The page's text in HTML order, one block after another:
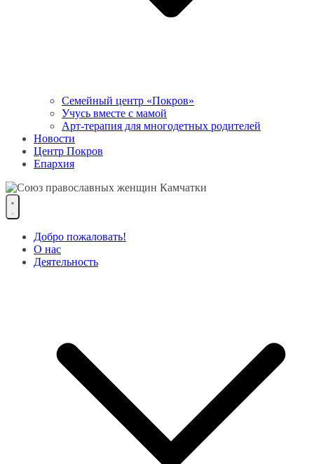
Семейный центр «Покров»
Учусь вместе с мамой
Арт-терапия для многодетных родителей
Новости
Центр Покров
Епархия
Добро пожаловать!
О нас
Деятельность